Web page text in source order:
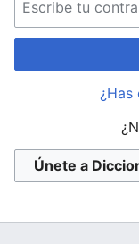
Abrir menú
Únete a